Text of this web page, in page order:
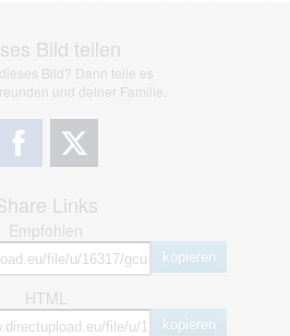
Bild teilen
Bild? Dann teile es
und deiner Familie.
Links
Empfohlen
kopieren
HTML
kopieren